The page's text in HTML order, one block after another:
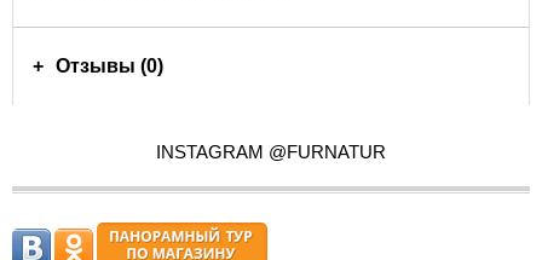
Отзывы (0)
INSTAGRAM @FURNATUR